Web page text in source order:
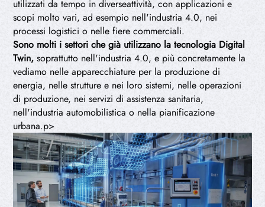
utilizzati da tempo in diverseattività, con applicazioni e
scopi molto vari, ad esempio nell'industria 4.0, nei
processi logistici o nelle fiere commerciali.
Sono molti i settori che già utilizzano la tecnologia Digital
Twin, soprattutto nell'industria 4.0, e più concretamente la
vediamo nelle apparecchiature per la produzione di
energia, nelle strutture e nei loro sistemi, nelle operazioni
di produzione, nei servizi di assistenza sanitaria,
nell'industria automobilistica o nella pianificazione
urbana.p>